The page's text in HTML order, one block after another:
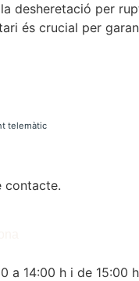
desheretació per
és crucial per
telemàtic
contacte.
a 14:00 h i de 15:00